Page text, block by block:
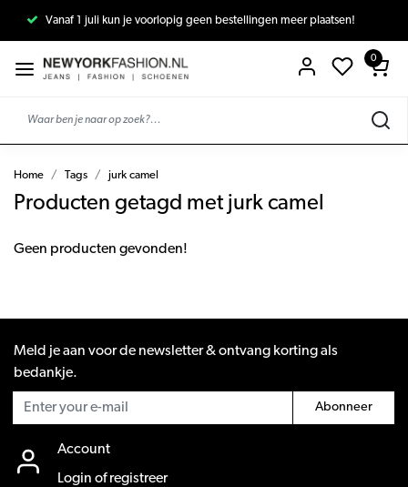
Vanaf 1 juli kun je voorlopig geen bestellingen meer plaatsen!
0
Home Tags jurk camel
Producten getagd met jurk camel
Geen producten gevonden!
Meld je aan voor de newsletter & ontvang korting als
bedankje.
Abonneer
Account
Login of registreer